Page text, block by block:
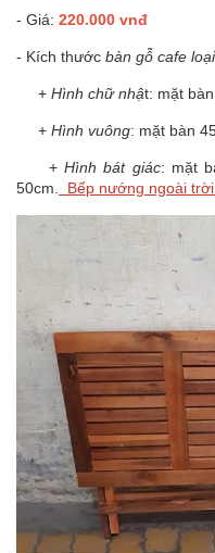
- Giá: 220.000 vnđ
- Kích thước bàn gỗ cafe
+ Hình chữ nhật: mặt
+ Hình vuông: mặt bàn
+ Hình bát giác: mặt
50cm.
Bếp nướng ngoài